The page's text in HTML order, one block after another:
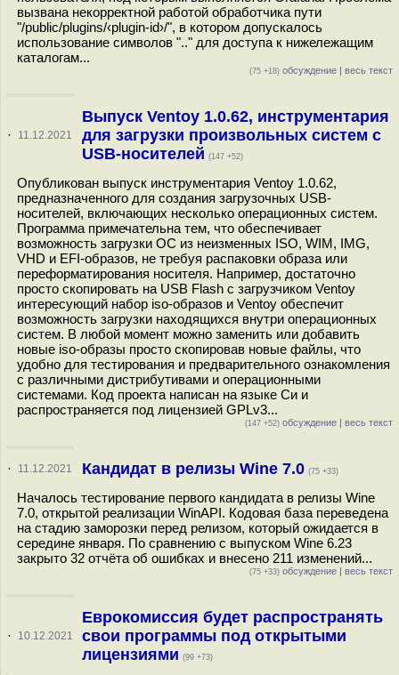
вызвана некорректной работой обработчика пути
"/public/plugins/‹plugin-id›/", в котором допускалось
использование символов ".." для доступа к нижележащим
каталогам...
(75 +18) обсуждение | весь текст
· 11.12.2021
Выпуск Ventoy 1.0.62, инструментария
для загрузки произвольных систем с
USB-носителей (147 +52)
Опубликован выпуск инструментария Ventoy 1.0.62,
предназначенного для создания загрузочных USB-
носителей, включающих несколько операционных систем.
Программа примечательна тем, что обеспечивает
возможность загрузки ОС из неизменных ISO, WIM, IMG,
VHD и EFI-образов, не требуя распаковки образа или
переформатирования носителя. Например, достаточно
просто скопировать на USB Flash с загрузчиком Ventoy
интересующий набор iso-образов и Ventoy обеспечит
возможность загрузки находящихся внутри операционных
систем. В любой момент можно заменить или добавить
новые iso-образы просто скопировав новые файлы, что
удобно для тестирования и предварительного ознакомления
с различными дистрибутивами и операционными
системами. Код проекта написан на языке Си и
распространяется под лицензией GPLv3...
(147 +52) обсуждение | весь текст
· 11.12.2021 Кандидат в релизы Wine 7.0 (75 +33)
Началось тестирование первого кандидата в релизы Wine
7.0, открытой реализации WinAPI. Кодовая база переведена
на стадию заморозки перед релизом, который ожидается в
середине января. По сравнению с выпуском Wine 6.23
закрыто 32 отчёта об ошибках и внесено 211 изменений...
(75 +33) обсуждение | весь текст
· 10.12.2021
Еврокомиссия будет распространять
свои программы под открытыми
лицензиями (99 +73)